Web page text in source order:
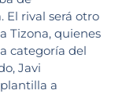
El rival será otro
Tizona, quienes
categoría del
Javi
a